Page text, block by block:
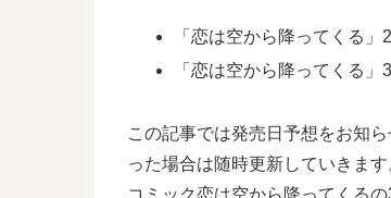
「恋は空から降ってくる
「恋は空から降ってくる
この記事では発売日予想をお知
った場合は随時更新していきま
コミック恋は空から降ってくる